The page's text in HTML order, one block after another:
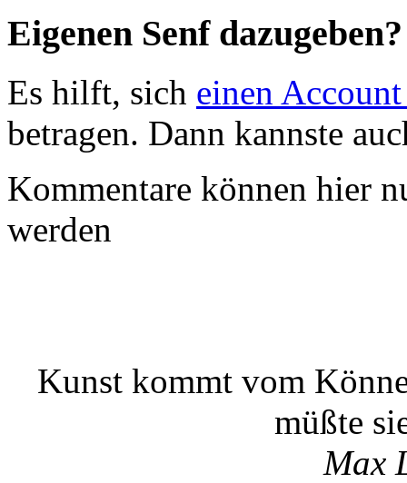
Eigenen Senf dazugeben?
Es hilft, sich einen
betragen. Dann kannste
Kommentare können hier
werden
Kunst kommt vom
müßte
Max